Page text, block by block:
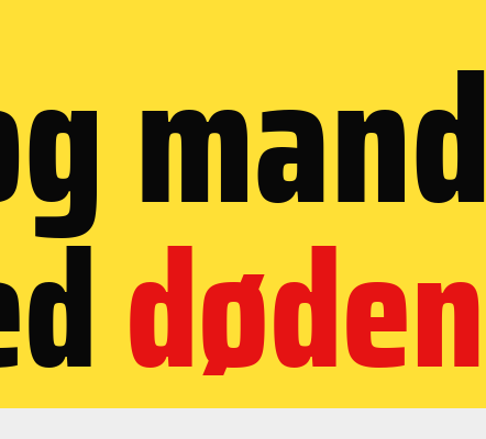
mand
døden